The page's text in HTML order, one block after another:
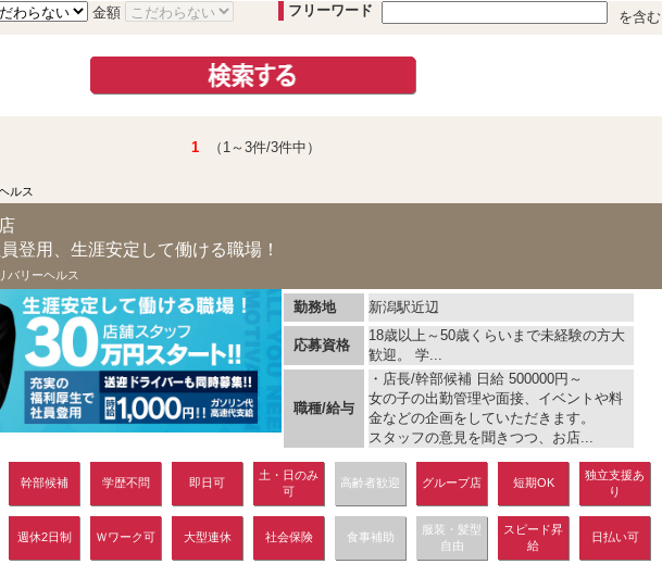
金額 フリーワード を含む
1 （1～3件/3件中）
ルス
登用、生涯安定して働ける職場！
バリーヘルス
勤務地 新潟駅近辺
応募資格
18歳以上～50歳くらいまで未経験の方大
歓迎。 学...
職種/給与
・店長/幹部候補 日給 500000円～
女の子の出勤管理や面接、イベントや料
金などの企画をしていただきます。
スタッフの意見を聞きつつ、お店...
幹部候補 学歴不問 即日可
土・日のみ
可
高齢者歓迎 グループ店 短期OK
独立支援あ
り
週休2日制 Ｗワーク可 大型連休 社会保険 食事補助
服装・髪型
自由
スピード昇
給
日払い可